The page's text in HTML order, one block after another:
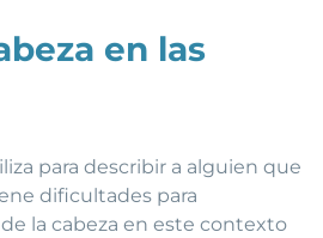
en las
para describir a alguien que
dificultades para
la cabeza en este contexto